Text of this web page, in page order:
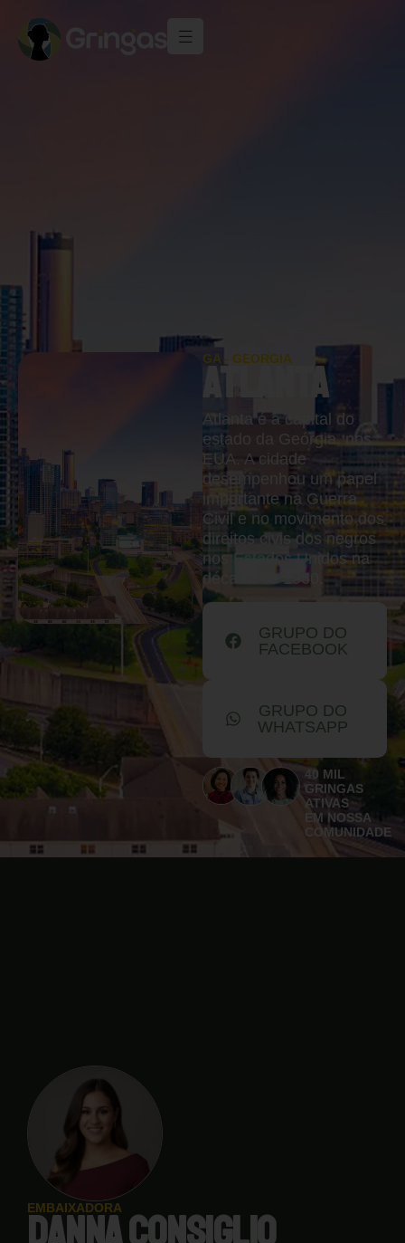
GA - GEORGIA
ATLANTA
Atlanta é a capital do
estado da Geórgia, nos
EUA. A cidade
desempenhou um papel
importante na Guerra
Civil e no movimento dos
direitos civis dos negros
nos Estados Unidos na
década de 1960.
GRUPO DO
FACEBOOK
GRUPO DO
WHATSAPP
40 MIL
GRINGAS
ATIVAS
EM NOSSA
COMUNIDADE
EMBAIXADORA